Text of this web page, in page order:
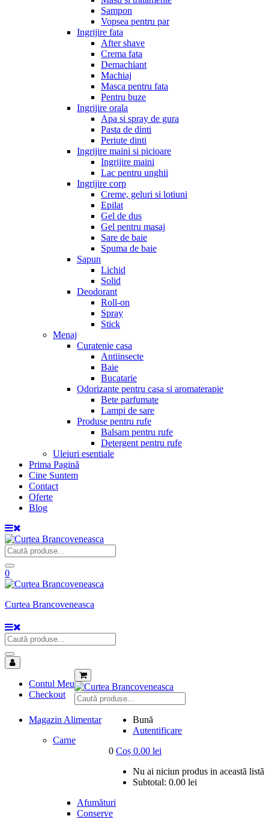
Sampon
Vopsea pentru par
Ingrijire fata
After shave
Crema fata
Demachiant
Machiaj
Masca pentru fata
Pentru buze
Ingrijire orala
Apa si spray de gura
Pasta de dinti
Periute dinti
Ingrijire maini si picioare
Ingrijire maini
Lac pentru unghii
Ingrijire corp
Creme, geluri si lotiuni
Epilat
Gel de dus
Gel pentru masaj
Sare de baie
Spuma de baie
Sapun
Lichid
Solid
Deodorant
Roll-on
Spray
Stick
Menaj
Curatenie casa
Antiinsecte
Baie
Bucatarie
Odorizante pentru casa si aromaterapie
Bete parfumate
Lampi de sare
Produse pentru rufe
Balsam pentru rufe
Detergent pentru rufe
Uleiuri esentiale
Prima Pagină
Cine Suntem
Contact
Oferte
Blog
0
Curtea Brancoveneasca
Contul Meu
Checkout
Bună
Autentificare
0 Coș 0.00 lei
Nu ai niciun produs in această listă
Subtotal: 0.00 lei
Magazin Alimentar
Carne
Afumături
Conserve